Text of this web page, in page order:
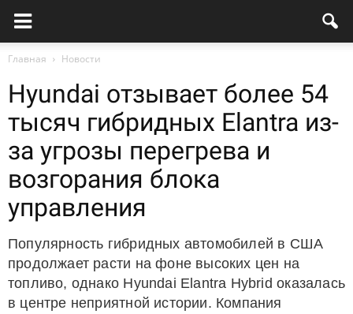
Главная Новости
Hyundai отзывает более 54
тысяч гибридных Elantra из-
за угрозы перегрева и
возгорания блока
управления
Популярность гибридных автомобилей в США
продолжает расти на фоне высоких цен на
топливо, однако Hyundai Elantra Hybrid оказалась
в центре неприятной истории. Компания